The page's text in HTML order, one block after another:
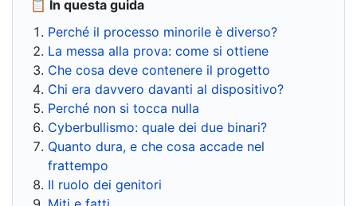
📋 In questa guida
Perché il processo minorile è diverso?
La messa alla prova: come si ottiene
Che cosa deve contenere il progetto
Chi era davvero davanti al dispositivo?
Perché non si tocca nulla
Cyberbullismo: quale dei due binari?
Quanto dura, e che cosa accade nel
frattempo
Il ruolo dei genitori